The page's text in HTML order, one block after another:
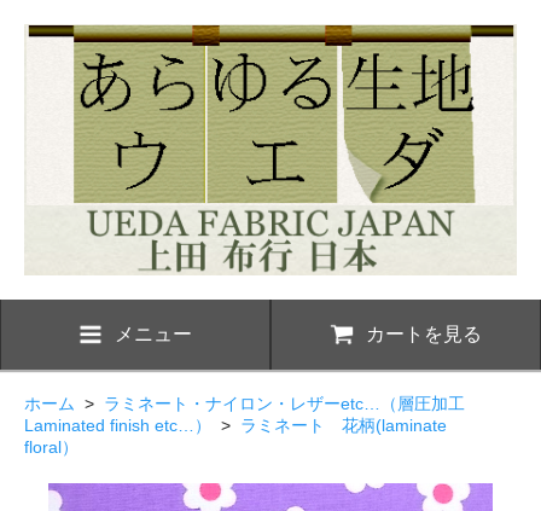
メニュー カートを見る
ホーム > ラミネート・ナイロン・レザーetc…（層圧加工
Laminated finish etc…）
> ラミネート 花柄(laminate
floral）